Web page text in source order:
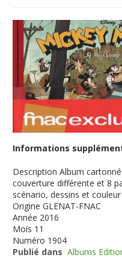
Informations
Description Album
couverture différente et 8
scénario, dessins et
Origine GLENAT-FNAC
Année 2016
Mois 11
Numéro 1904
Publié dans Albums